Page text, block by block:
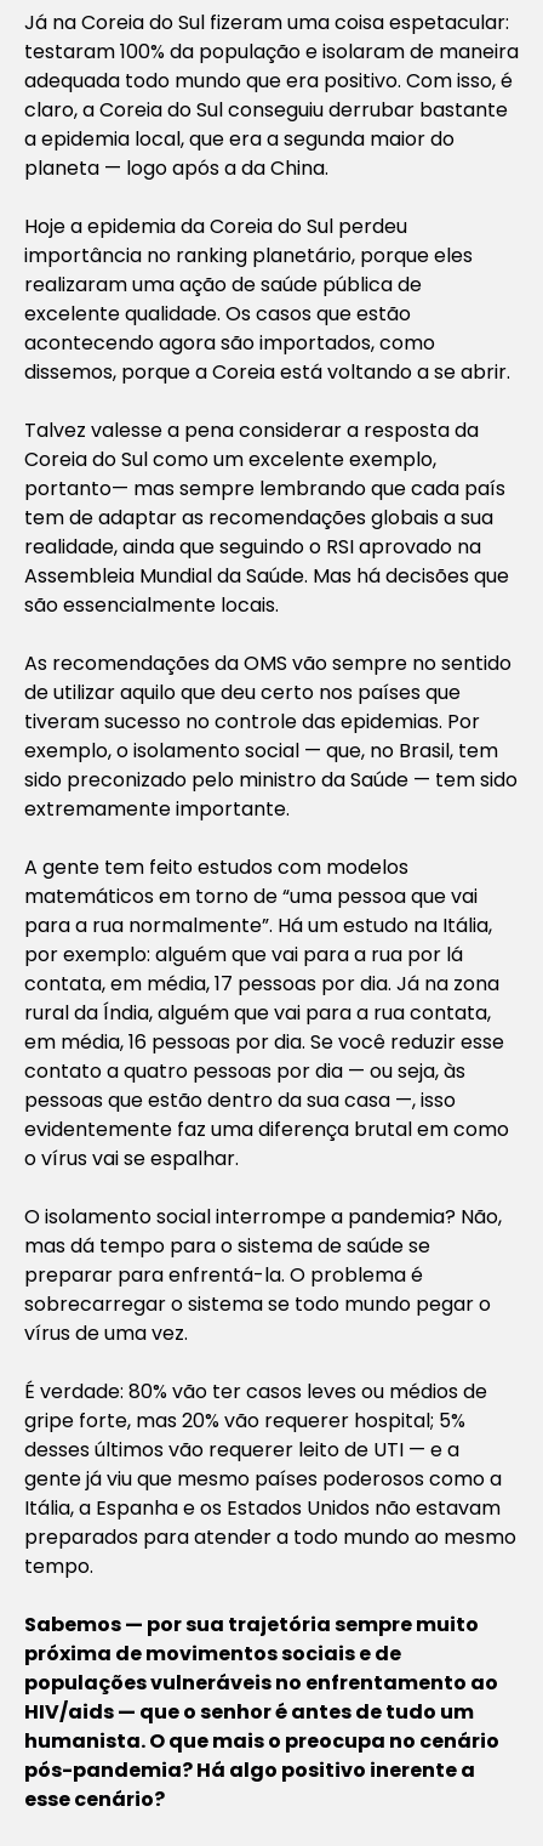
Já na Coreia do Sul fizeram uma coisa espetacular:
testaram 100% da população e isolaram de maneira
adequada todo mundo que era positivo. Com isso, é
claro, a Coreia do Sul conseguiu derrubar bastante
a epidemia local, que era a segunda maior do
planeta — logo após a da China.
Hoje a epidemia da Coreia do Sul perdeu
importância no ranking planetário, porque eles
realizaram uma ação de saúde pública de
excelente qualidade. Os casos que estão
acontecendo agora são importados, como
dissemos, porque a Coreia está voltando a se abrir.
Talvez valesse a pena considerar a resposta da
Coreia do Sul como um excelente exemplo,
portanto— mas sempre lembrando que cada país
tem de adaptar as recomendações globais a sua
realidade, ainda que seguindo o RSI aprovado na
Assembleia Mundial da Saúde. Mas há decisões que
são essencialmente locais.
As recomendações da OMS vão sempre no sentido
de utilizar aquilo que deu certo nos países que
tiveram sucesso no controle das epidemias. Por
exemplo, o isolamento social — que, no Brasil, tem
sido preconizado pelo ministro da Saúde — tem sido
extremamente importante.
A gente tem feito estudos com modelos
matemáticos em torno de “uma pessoa que vai
para a rua normalmente”. Há um estudo na Itália,
por exemplo: alguém que vai para a rua por lá
contata, em média, 17 pessoas por dia. Já na zona
rural da Índia, alguém que vai para a rua contata,
em média, 16 pessoas por dia. Se você reduzir esse
contato a quatro pessoas por dia — ou seja, às
pessoas que estão dentro da sua casa —, isso
evidentemente faz uma diferença brutal em como
o vírus vai se espalhar.
O isolamento social interrompe a pandemia? Não,
mas dá tempo para o sistema de saúde se
preparar para enfrentá-la. O problema é
sobrecarregar o sistema se todo mundo pegar o
vírus de uma vez.
É verdade: 80% vão ter casos leves ou médios de
gripe forte, mas 20% vão requerer hospital; 5%
desses últimos vão requerer leito de UTI — e a
gente já viu que mesmo países poderosos como a
Itália, a Espanha e os Estados Unidos não estavam
preparados para atender a todo mundo ao mesmo
tempo.
Sabemos — por sua trajetória sempre muito
próxima de movimentos sociais e de
populações vulneráveis no enfrentamento ao
HIV/aids — que o senhor é antes de tudo um
humanista. O que mais o preocupa no cenário
pós-pandemia? Há algo positivo inerente a
esse cenário?